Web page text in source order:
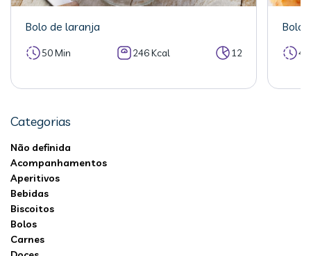
Bolo de laranja
50 Min 246 Kcal 12
Bolo
Categorias
Não definida
Acompanhamentos
Aperitivos
Bebidas
Biscoitos
Bolos
Carnes